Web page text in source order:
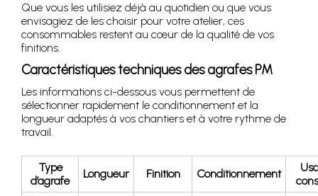
Que vous les utilisiez déjà au quotidien ou que vous
envisagiez de les choisir pour votre atelier, ces
consommables restent au cœur de la qualité de vos
finitions.
Caractéristiques techniques des agrafes PM
Les informations ci-dessous vous permettent de
sélectionner rapidement le conditionnement et la
longueur adaptés à vos chantiers et à votre rythme de
travail.
Type
d’agrafe
Longueur Finition Conditionnement